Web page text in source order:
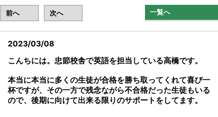
前へ 次へ 一覧へ
2023/03/08
こんちには。忠節校舎で英語を担当している高橋です。
本当に本当に多くの生徒が合格を勝ち取ってくれて喜び一
杯ですが、その一方で残念ながら不合格だった生徒もいる
ので、後期に向けて出来る限りのサポートをしてます。